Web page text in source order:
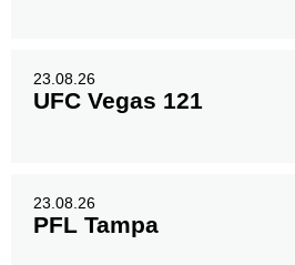
23.08.26
UFC Vegas 121
23.08.26
PFL Tampa